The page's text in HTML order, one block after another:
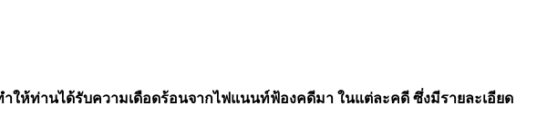
ห้ท่านได้รับความเดือดร้อนจากไฟแนนท์ฟ้องคดีมา ในแต่ละคดี ซึ่งมีรายละเอียด